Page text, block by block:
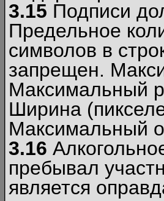
3.15 Подписи
Предельное
символов в
запрещен.
Максимальный
Ширина
Максимальный
3.16
пребывал
является